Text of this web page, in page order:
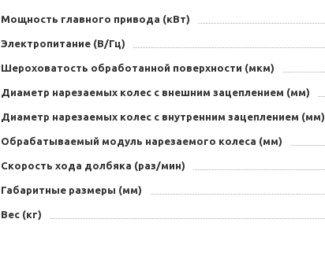
Мощность главного привода (кВт)
Электропитание (В/Гц)
Шероховатость обработанной поверхности (мкм)
Диаметр нарезаемых колес с внешним зацеплением (мм)
Диаметр нарезаемых колес с внутренним зацеплением (мм)
Обрабатываемый модуль нарезаемого колеса (мм)
Скорость хода долбяка (раз/мин)
Габаритные размеры (мм)
Вес (кг)